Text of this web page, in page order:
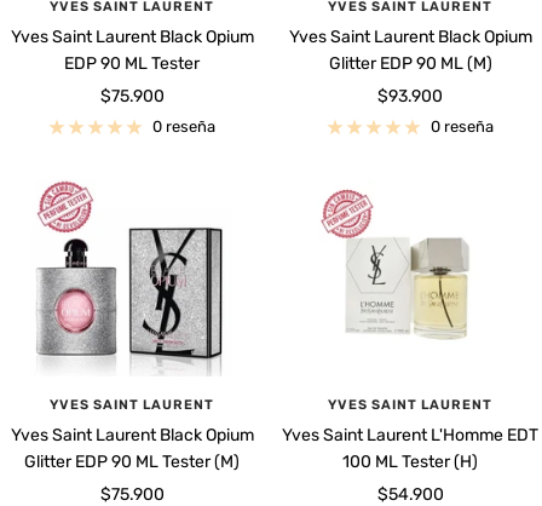
YVES SAINT LAURENT
Yves Saint Laurent Black Opium
EDP 90 ML Tester
Precio
de
$75.900
0 reseña
YVES SAINT LAURENT
Yves Saint Laurent Black Opium
Glitter EDP 90 ML (M)
Precio
de
$93.900
0 reseña
YVES SAINT LAURENT
Yves Saint Laurent Black Opium
Glitter EDP 90 ML Tester (M)
Precio
$75.900
YVES SAINT LAURENT
Yves Saint Laurent L'Homme EDT
100 ML Tester (H)
Precio
$54.900